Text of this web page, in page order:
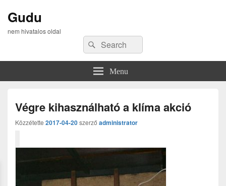
Gudu
nem hivatalos oldal
Search
for:
Search
Menu
Végre kihasználható a klíma akció
Közzétette 2017-04-20szerző administrator